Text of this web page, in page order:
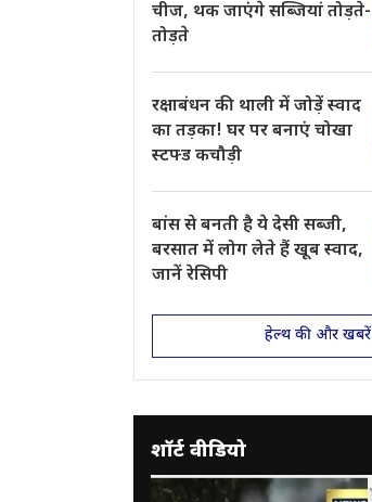
चीज, थक जाएंगे सब्जियां तोड़ते-
तोड़ते
रक्षाबंधन की थाली में जोड़ें स्वाद
का तड़का! घर पर बनाएं चोखा
स्टफ्ड कचौड़ी
बांस से बनती है ये देसी सब्जी,
बरसात में लोग लेते हैं खूब स्वाद,
जानें रेसिपी
हेल्थ की और खबरें
शॉर्ट वीडियो